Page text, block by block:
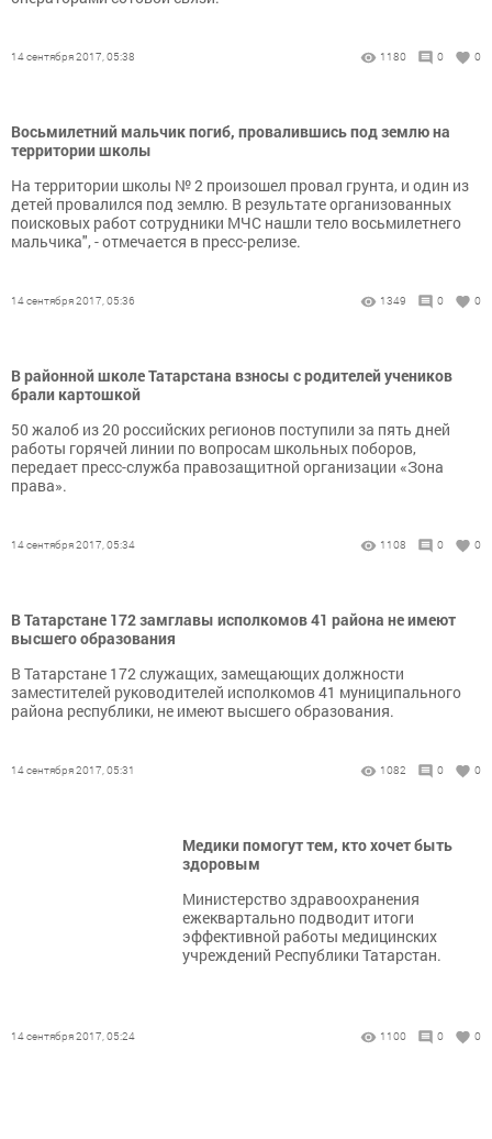
14 сентября 2017, 05:38 1180 0 0
Восьмилетний мальчик погиб, провалившись под землю на
территории школы
На территории школы № 2 произошел провал грунта, и один из
детей провалился под землю. В результате организованных
поисковых работ сотрудники МЧС нашли тело восьмилетнего
мальчика", - отмечается в пресс-релизе.
14 сентября 2017, 05:36 1349 0 0
В районной школе Татарстана взносы с родителей учеников
брали картошкой
50 жалоб из 20 российских регионов поступили за пять дней
работы горячей линии по вопросам школьных поборов,
передает пресс-служба правозащитной организации «Зона
права».
14 сентября 2017, 05:34 1108 0 0
В Татарстане 172 замглавы исполкомов 41 района не имеют
высшего образования
В Татарстане 172 служащих, замещающих должности
заместителей руководителей исполкомов 41 муниципального
района республики, не имеют высшего образования.
14 сентября 2017, 05:31 1082 0 0
Медики помогут тем, кто хочет быть
здоровым
Министерство здравоохранения
ежеквартально подводит итоги
эффективной работы медицинских
учреждений Республики Татарстан.
14 сентября 2017, 05:24 1100 0 0